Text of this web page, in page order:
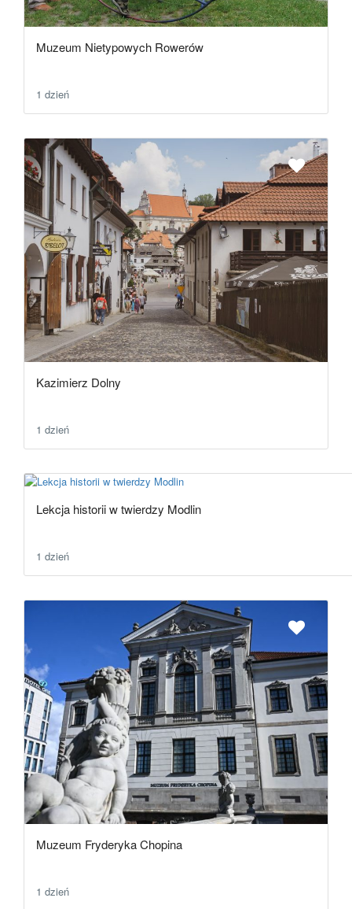
Muzeum Nietypowych Rowerów
1 dzień
Kazimierz Dolny
1 dzień
Lekcja historii w twierdzy Modlin
1 dzień
Muzeum Fryderyka Chopina
1 dzień